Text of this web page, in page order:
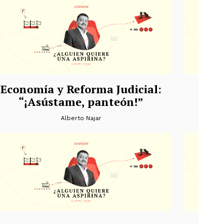
Economía y Reforma Judicial:
“¡Asústame, panteón!”
Alberto Najar